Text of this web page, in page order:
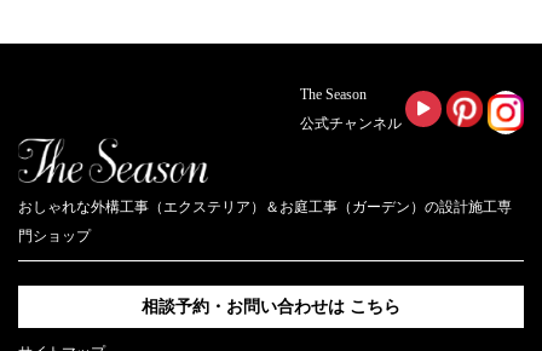
The Season
公式チャンネル
おしゃれな外構工事（エクステリア）＆お庭工事（ガーデン）の設計施工専
門ショップ
相談予約・お問い合わせは こちら